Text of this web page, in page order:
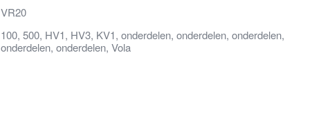
VR20
100,500, HV1, HV3, KV1,onderdelen,onderdelen,onderdelen,
onderdelen,onderdelen,Vola